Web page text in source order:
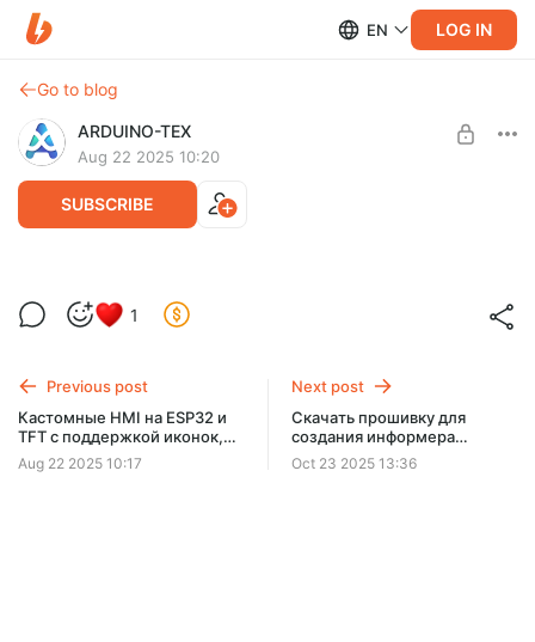
EN LOG IN
Go to blog
ARDUINO-TEX
Aug 22 2025 10:20
SUBSCRIBE
Кастомные HMI на ESP32 и TFT с
поддержкой иконок, Wi-Fi, UDP и MQTT.
Полноценная прошивка не имеет ограничений, и с её
помощью можно создать проект с кнопками.
UNLOCK POST
1
Previous post
Кастомные HMI на ESP32 и
TFT с поддержкой иконок,
Wi-Fi, UDP и MQTT.
Aug 22 2025 10:17
Next post
Скачать прошивку для
создания информера
EasyHMI 0.1.4.1b
Oct 23 2025 13:36